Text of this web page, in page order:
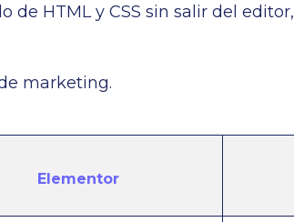
HTML y CSS sin salir del editor,
marketing.
Elementor